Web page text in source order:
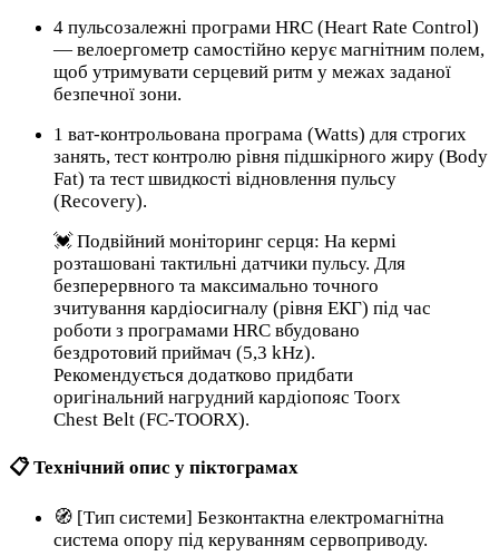
4 пульсозалежні програми HRC (Heart Rate Control)
— велоергометр самостійно керує магнітним полем,
щоб утримувати серцевий ритм у межах заданої
безпечної зони.
1 ват-контрольована програма (Watts) для строгих
занять, тест контролю рівня підшкірного жиру (Body
Fat) та тест швидкості відновлення пульсу
(Recovery).
💓 Подвійний моніторинг серця: На кермі
розташовані тактильні датчики пульсу. Для
безперервного та максимально точного
зчитування кардіосигналу (рівня ЕКГ) під час
роботи з програмами HRC вбудовано
бездротовий приймач (5,3 kHz).
Рекомендується додатково придбати
оригінальний нагрудний кардіопояс Toorx
Chest Belt (FC-TOORX).
📋 Технічний опис у піктограмах
🧭 [Тип системи] Безконтактна електромагнітна
система опору під керуванням сервоприводу.